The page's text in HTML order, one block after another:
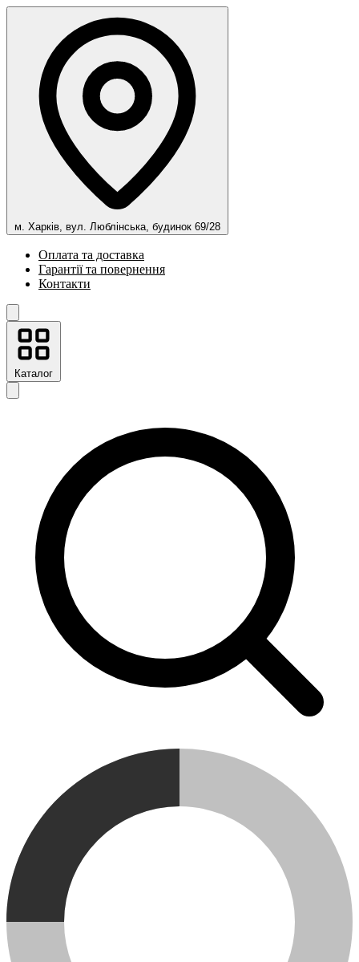
м. Харків, вул. Люблінська, будинок 69/28
Оплата та доставка
Гарантії та повернення
Контакти
Каталог